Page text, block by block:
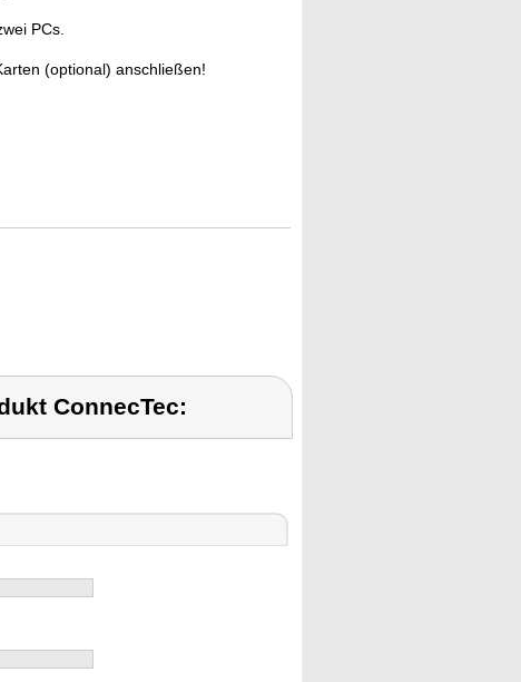
PCs.
(optional) anschließen!
ConnecTec: